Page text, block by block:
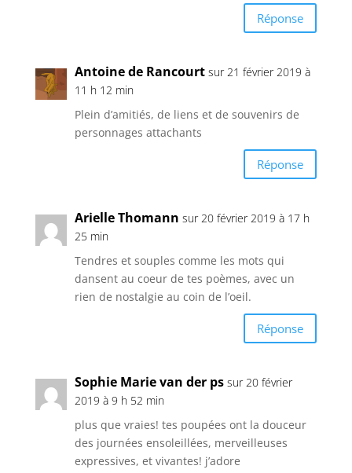
Réponse
Antoine de Rancourt sur 21 février 2019 à
11 h 12 min
Plein d’amitiés, de liens et de souvenirs de
personnages attachants
Réponse
Arielle Thomann sur 20 février 2019 à 17 h
25 min
Tendres et souples comme les mots qui
dansent au coeur de tes poèmes, avec un
rien de nostalgie au coin de l’oeil.
Réponse
Sophie Marie van der ps sur 20 février
2019 à 9 h 52 min
plus que vraies! tes poupées ont la douceur
des journées ensoleillées, merveilleuses
expressives, et vivantes! j’adore